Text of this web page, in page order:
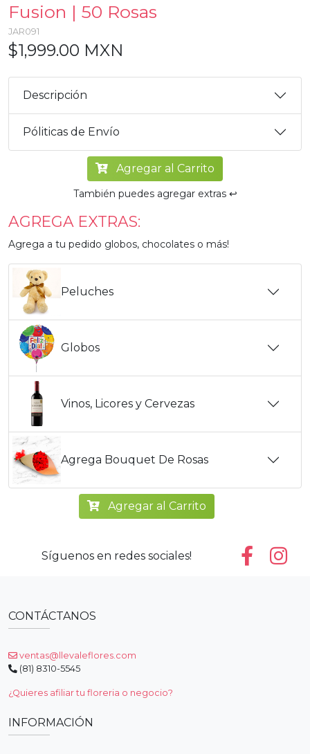
Fusion | 50 Rosas
JAR091
$1,999.00 MXN
Descripción
Póliticas de Envío
Agregar al Carrito
También puedes agregar extras ↩️
AGREGA EXTRAS:
Agrega a tu pedido globos, chocolates o más!
Peluches
Globos
Vinos, Licores y Cervezas
Agrega Bouquet De Rosas
Agregar al Carrito
Síguenos en redes sociales!
CONTÁCTANOS
ventas@llevaleflores.com
(81) 8310-5545
¿Quieres afiliar tu floreria o negocio?
INFORMACIÓN